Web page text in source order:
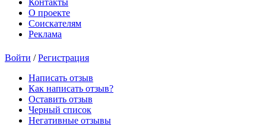
О проекте
Соискателям
Реклама
Войти /Регистрация
Написать отзыв
Как написать отзыв?
Оставить отзыв
Черный список
Негативные отзывы